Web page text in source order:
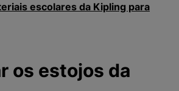
escolares da Kipling para
os estojos da